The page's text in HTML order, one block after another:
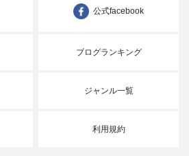
公式facebook
ブログランキング
ジャンル一覧
利用規約